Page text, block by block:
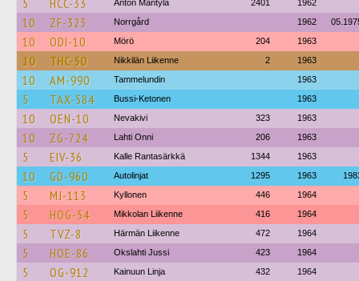
5 HCC-33 Anton Mäntylä 2401 1962
10 ZF-323 Norrgård 1962
10 ODI-10 Mörö 204 1963
10 THC-50 Nikkilän Liikenne 2 1963
10 AM-990 Tammelundin 1963
5 TAX-584 Bussi-Ketonen 1963
10 OEN-10 Nevakivi 323 1963
10 ZG-724 Lahti Onni 206 1963
5 EIV-36 Kalle Rantasärkkä 1344 1963
10 GD-960 Autolinjat 1295 1963
5 MJ-113 Kyllonen 446 1964
5 HOG-54 Mikkolan Liikenne 416 1964
5 TVZ-8 Härmän Liikenne 472 1964
5 HOE-86 Okslahti Jussi 423 1964
5 OG-912 Kainuun Linja 432 1964